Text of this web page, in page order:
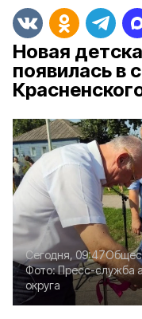
Новая
появилась в
Сегодня, 09:47
Фото:Пресс-служба
округа